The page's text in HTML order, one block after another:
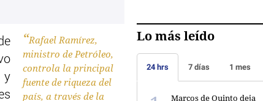
Rafael Ramírez,
ministro de Petróleo,
controla la principal
fuente de riqueza del
país, a través de la
y
Lo más leído
24 hrs 7 días 1 mes
Marcos de Quinto deja